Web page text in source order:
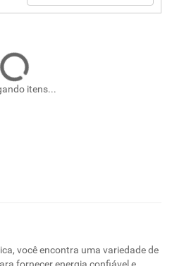
itens...
você encontra uma variedade de